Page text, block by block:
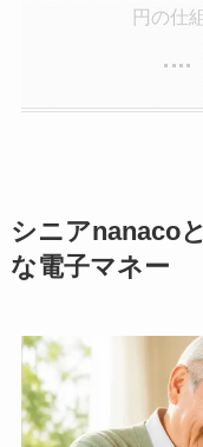
円の仕
シニアnanaco
な電子マネー